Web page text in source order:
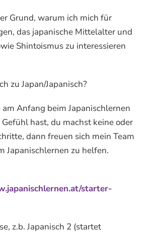
Grund, warum ich mich für
das japanische Mittelalter und
Shintoismus zu interessieren
zu Japan/Japanisch?
Anfang beim Japanischlernen
hast, du machst keine oder
dann freuen sich mein Team
Japanischlernen zu helfen.
starter-
z.b. Japanisch 2 (startet